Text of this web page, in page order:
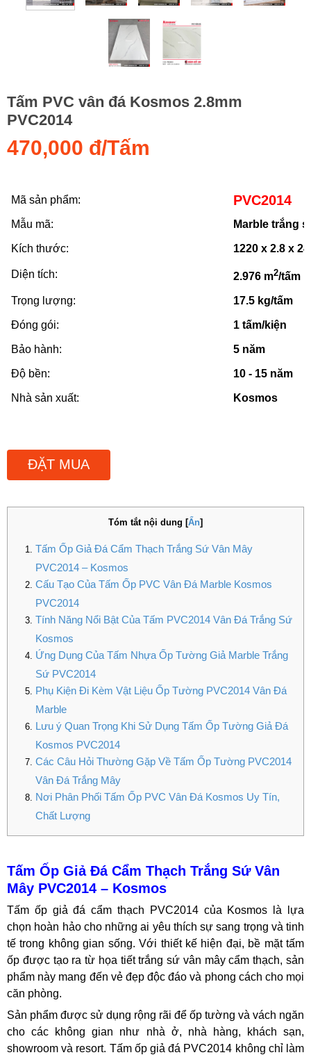
Tấm PVC vân đá Kosmos 2.8mm
PVC2014
470,000 đ/Tấm
Mã sản phẩm: PVC2014
Mẫu mã: Marble trắng
Kích thước: 1220 x 2.8 x
Diện tích: 2.976 m2/tấm
Trọng lượng: 17.5 kg/tấm
Đóng gói: 1 tấm/kiện
Bảo hành: 5 năm
Độ bền: 10 - 15 năm
Nhà sản xuất: Kosmos
ĐẶT MUA
Tóm tắt nội dung [Ẩn]
Tấm Ốp Giả Đá Cẩm Thạch Trắng Sứ Vân Mây
PVC2014 – Kosmos
Cấu Tạo Của Tấm Ốp PVC Vân Đá Marble Kosmos
PVC2014
Tính Năng Nổi Bật Của Tấm PVC2014 Vân Đá Trắng Sứ
Kosmos
Ứng Dụng Của Tấm Nhựa Ốp Tường Giả Marble Trắng
Sứ PVC2014
Phụ Kiện Đi Kèm Vật Liệu Ốp Tường PVC2014 Vân Đá
Marble
Lưu ý Quan Trọng Khi Sử Dụng Tấm Ốp Tường Giả Đá
Kosmos PVC2014
Các Câu Hỏi Thường Gặp Về Tấm Ốp Tường PVC2014
Vân Đá Trắng Mây
Nơi Phân Phối Tấm Ốp PVC Vân Đá Kosmos Uy Tín,
Chất Lượng
Tấm Ốp Giả Đá Cẩm Thạch Trắng Sứ Vân
Mây PVC2014 – Kosmos
Tấm ốp giả đá cẩm thạch PVC2014 của Kosmos là lựa
chọn hoàn hảo cho những ai yêu thích sự sang trọng và tinh
tế trong không gian sống. Với thiết kế hiện đại, bề mặt tấm
ốp được tạo ra từ họa tiết trắng sứ vân mây cẩm thạch, sản
phẩm này mang đến vẻ đẹp độc đáo và phong cách cho mọi
căn phòng.
Sản phẩm được sử dụng rộng rãi để ốp tường và vách ngăn
cho các không gian như nhà ở, nhà hàng, khách sạn,
showroom và resort. Tấm ốp giả đá PVC2014 không chỉ làm